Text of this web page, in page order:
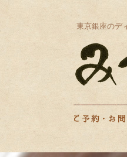
東京銀座のデ